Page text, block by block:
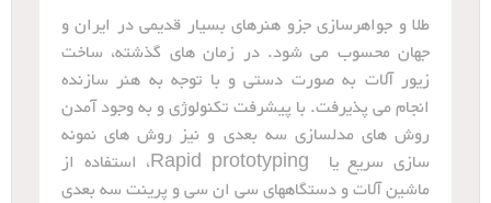
طلا و جواهرسازی جزو هنرهای بسیار قدیمی در ایران و
جهان محسوب می شود. در زمان های گذشته، ساخت
زیور آلات به صورت دستی و با توجه به هنر سازنده
انجام می پذیرفت. با پیشرفت تکنولوژی و به وجود آمدن
روش های مدلسازی سه بعدی و نیز روش های نمونه
سازی سریع یا Rapid prototyping، استفاده از
ماشین آلات و دستگاههای سی ان سی و پرینت سه بعدی